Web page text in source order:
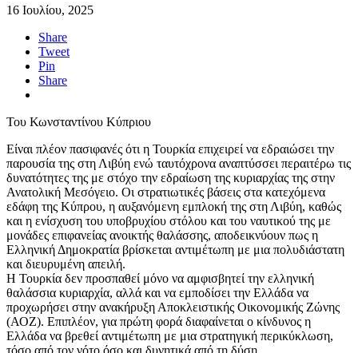
16 Ιουλίου, 2025
Share
Tweet
Pin
Share
Του Κωνσταντίνου Κύπριου
Είναι πλέον πασιφανές ότι η Τουρκία επιχειρεί να εδραιώσει την
παρουσία της στη Λιβύη ενώ ταυτόχρονα αναπτύσσει περαιτέρω τις
δυνατότητες της με στόχο την εδραίωση της κυριαρχίας της στην
Ανατολική Μεσόγειο. Οι στρατιωτικές βάσεις στα κατεχόμενα
εδάφη της Κύπρου, η αυξανόμενη εμπλοκή της στη Λιβύη, καθώς
και η ενίσχυση του υποβρυχίου στόλου και του ναυτικού της με
μονάδες επιφανείας ανοικτής θαλάσσης, αποδεικνύουν πως η
Ελληνική Δημοκρατία βρίσκεται αντιμέτωπη με μια πολυδιάστατη
και διευρυμένη απειλή.
Η Τουρκία δεν προσπαθεί μόνο να αμφισβητεί την ελληνική
θαλάσσια κυριαρχία, αλλά και να εμποδίσει την Ελλάδα να
προχωρήσει στην ανακήρυξη Αποκλειστικής Οικονομικής Ζώνης
(ΑΟΖ). Επιπλέον, για πρώτη φορά διαφαίνεται ο κίνδυνος η
Ελλάδα να βρεθεί αντιμέτωπη με μια στρατηγική περικύκλωση,